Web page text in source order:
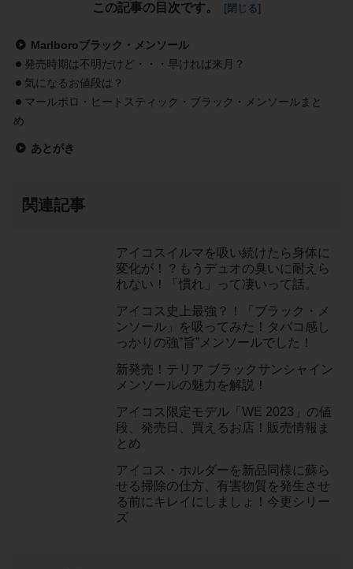
この記事の目次です。
Marlboroブラック・メンソール
発売時期は不明だけど・・・早ければ来月？
気になるお値段は？
マールボロ・ヒートスティック・ブラック・メンソールまと
め
あとがき
関連記事
アイコスイルマを吸い続けたら身体に
変化が！？もうデュオの臭いに耐えら
れない！「慣れ」って凄いって話。
アイコス史上最強？！「ブラック・メ
ンソール」を吸ってみた！タバコ感し
っかりの強”旨”メンソールでした！
新発売！テリア ブラックサンシャイン
メンソールの魅力を解説！
アイコス限定モデル「WE 2023」の値
段、発売日、買えるお店！販売情報ま
とめ
アイコス・ホルダーを新品同様に蘇ら
せる掃除の仕方、有害物質を発生させ
る前にキレイにしましょ！今更シリー
ズ